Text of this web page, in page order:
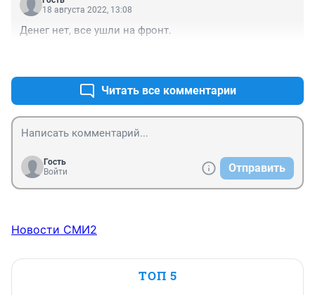
18 августа 2022, 13:08
Денег нет, все ушли на фронт.
Читать все комментарии
Гость
Войти
Отправить
Новости СМИ2
ТОП 5